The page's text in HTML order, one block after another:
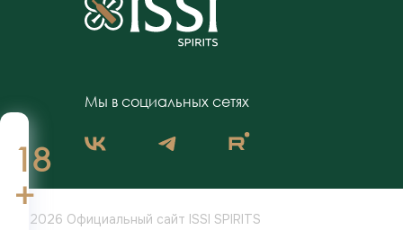
Мы в социальных сетях
© 2026 Официальный сайт ISSI SPIRITS
18
+